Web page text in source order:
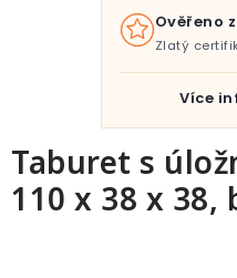
Taburet s
110 x 38 x 38,
Ověřeno
Zlatý
Více